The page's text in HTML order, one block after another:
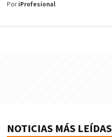
PoriProfesional
NOTICIAS MÁS LEÍDAS